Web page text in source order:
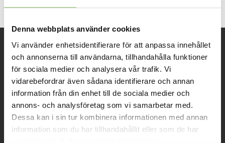
Denna webbplats använder cookies
Vi använder enhetsidentifierare för att anpassa innehållet
och annonserna till användarna, tillhandahålla funktioner
för sociala medier och analysera vår trafik. Vi
vidarebefordrar även sådana identifierare och annan
information från din enhet till de sociala medier och
annons- och analysföretag som vi samarbetar med.
Dessa kan i sin tur kombinera informationen med annan
information som du har tillhandahållit eller som de har
samlat in när du har använt deras tjänster.
INFORMATION
Om oss
Kontakt
Mitt konto